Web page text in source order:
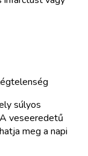
súlyos
veseeredetű
meg a napi